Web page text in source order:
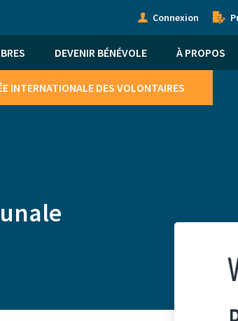
Anonymous
menu
Connexion
DEVENIR BÉNÉVOLE À PROPOS
INTERNATIONALE DES VOLONTAIRES